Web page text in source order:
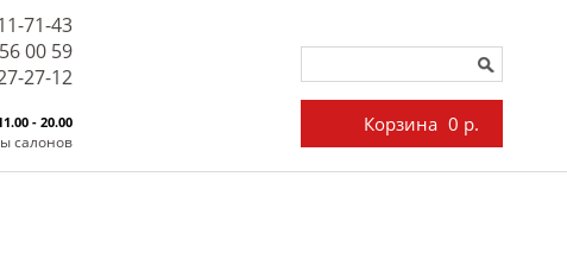
71-43
00 59
- 20.00
салонов
27-12
Корзина 0 р.